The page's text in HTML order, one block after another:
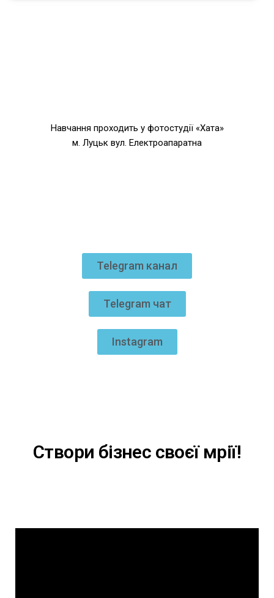
Навчання проходить у фотостудії «Хата»
м. Луцьк вул. Електроапаратна
Telegram канал
Telegram чат
Instagram
Створи бізнес своєї мрії!